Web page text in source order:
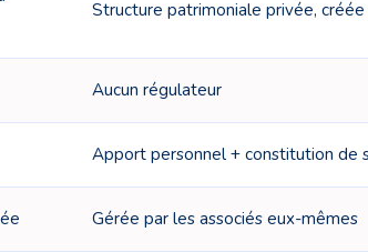
Structure patrimoniale privée,
Aucun régulateur
Apport personnel + constitution de
Gérée par les associés eux-mêmes